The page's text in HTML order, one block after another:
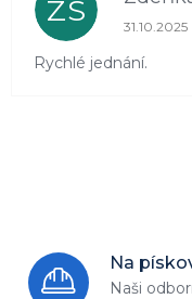
ZS 31.10.2025
Rychlé jednání.
Na
Naši